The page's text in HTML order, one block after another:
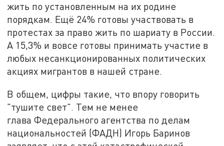
жить по установленным на их родине
порядкам. Ещё 24% готовы участвовать в
протестах за право жить по шариату в России.
А 15,3% и вовсе готовы принимать участие в
любых несанкционированных политических
акциях мигрантов в нашей стране.
В общем, цифры такие, что впору говорить
"тушите свет". Тем не менее
глава Федерального агентства по делам
национальностей (ФАДН) Игорь Баринов